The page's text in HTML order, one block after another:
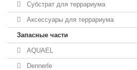
Субстрат для террариума
Аксессуары для террариума
Запасные части
AQUAEL
Dennerle